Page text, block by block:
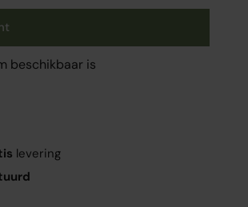
beschikbaar is
levering